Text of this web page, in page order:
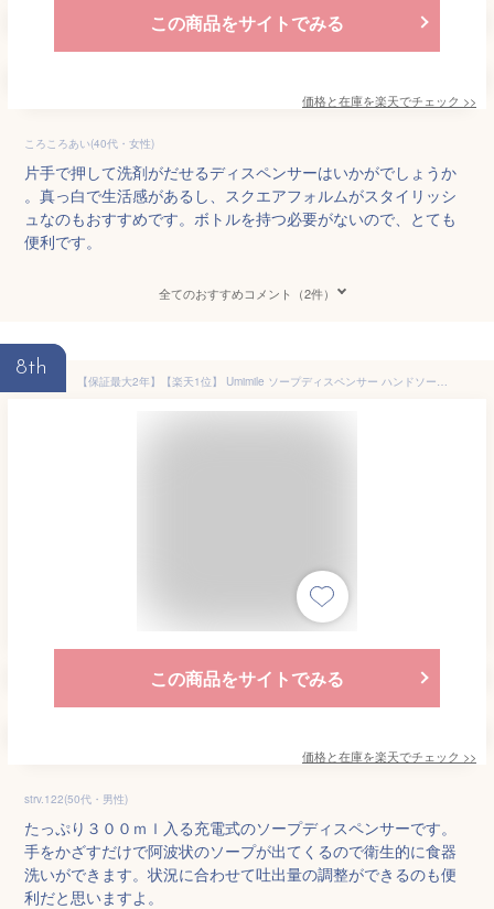
この商品をサイトでみる
価格と在庫を楽天でチェック >>
ころころあい(40代・女性)
片手で押して洗剤がだせるディスペンサーはいかがでしょうか
。真っ白で生活感があるし、スクエアフォルムがスタイリッシ
ュなのもおすすめです。ボトルを持つ必要がないので、とても
便利です。
全てのおすすめコメント（2件）
8th
【保証最大2年】【楽天1位】 Umimile ソープディスペンサー ハンドソープ 自動 泡 吐出量2段階調節 type-c充電式 防水 詰め替え 300ml 壁掛け ハンドソープ 食器用洗剤 キッチン 洗面所などに適用 ホワイト 送料無料 保証対応1年
この商品をサイトでみる
価格と在庫を楽天でチェック >>
strv.122(50代・男性)
たっぷり３００ｍｌ入る充電式のソープディスペンサーです。
手をかざすだけで阿波状のソープが出てくるので衛生的に食器
洗いができます。状況に合わせて吐出量の調整ができるのも便
利だと思いますよ。